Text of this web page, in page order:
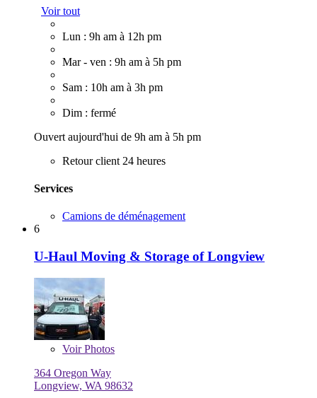
Voir tout
Lun : 9h am à 12h pm
Mar - ven : 9h am à 5h pm
Sam : 10h am à 3h pm
Dim : fermé
Ouvert aujourd'hui de 9h am à 5h pm
Retour client 24 heures
Services
Camions de déménagement
6
U-Haul Moving & Storage of Longview
VoirPhotos
364 Oregon Way
Longview, WA 98632